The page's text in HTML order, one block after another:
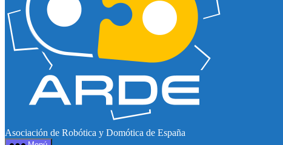
Asociación de Robótica y Domótica de España